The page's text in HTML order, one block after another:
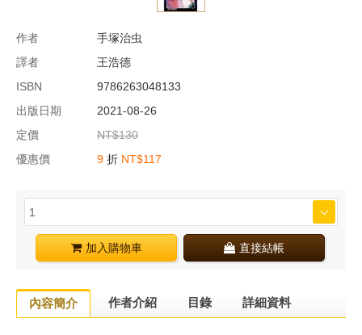
作者
手塚治虫
譯者
王浩德
ISBN
9786263048133
出版日期
2021-08-26
定價
NT$130
優惠價
9 折 NT$117
加入購物車 直接結帳
內容簡介 作者介紹 目錄 詳細資料